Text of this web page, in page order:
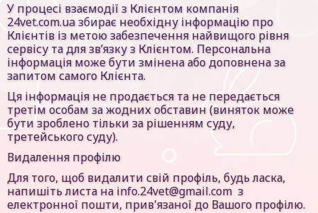
У процесі взаємодії з Клієнтом компанія
24vet.com.ua збирає необхідну інформацію про
Клієнтів із метою забезпечення найвищого рівня
сервісу та для зв’язку з Клієнтом. Персональна
інформація може бути змінена або доповнена за
запитом самого Клієнта.
Ця інформація не продається та не передається
третім особам за жодних обставин (виняток може
бути зроблено тільки за рішенням суду,
третейського суду).
Видалення профілю
Для того, щоб видалити свій профіль, будь ласка,
напишіть листа на info.24vet@gmail.com з
електронної пошти, прив'язаної до Вашого профілю.